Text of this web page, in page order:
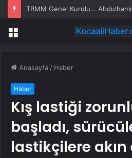
Menü
Anasayfa / Haber
Haber
Kış lastiği
başladı,
lastikçilere akın